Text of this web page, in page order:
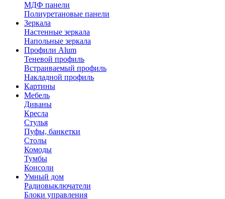
МДФ панели
Полиуретановые панели
Зеркала
Настенные зеркала
Напольные зеркала
Профили Alum
Теневой профиль
Встраиваемый профиль
Накладной профиль
Картины
Мебель
Диваны
Кресла
Стулья
Пуфы, банкетки
Столы
Комоды
Тумбы
Консоли
Умный дом
Радиовыключатели
Блоки управления